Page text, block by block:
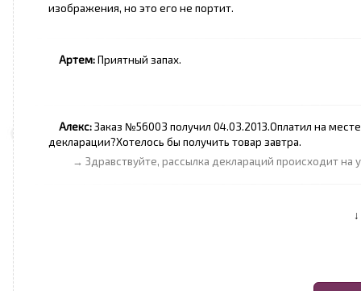
изображения, но это его не портит.
Артем:Приятный запах.
Алекс:Заказ №56003 получил 04.03.2013.Оплатил на
декларации?Хотелось бы получить товар завтра.
→ Здравствуйте, рассылка деклараций происходит
↓